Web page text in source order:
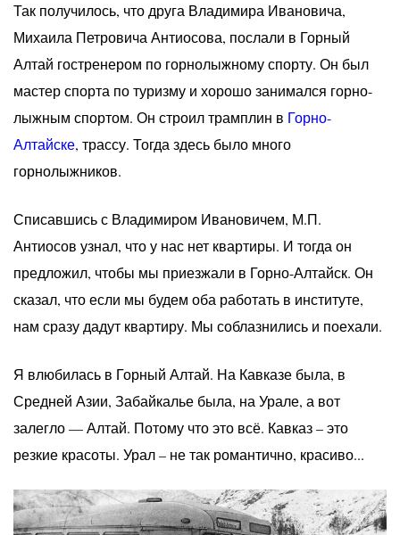
Так получилось, что друга Владимира Ивановича,
Михаила Петровича Антиосова, послали в Горный
Алтай гостренером по горнолыжному спорту. Он был
мастер спорта по туризму и хорошо занимался горно-
лыжным спортом. Он строил трамплин в Горно-
Алтайске, трассу. Тогда здесь было много
горнолыжников.
Списавшись с Владимиром Ивановичем, М.П.
Антиосов узнал, что у нас нет квартиры. И тогда он
предложил, чтобы мы приезжали в Горно-Алтайск. Он
сказал, что если мы будем оба работать в институте,
нам сразу дадут квартиру. Мы соблазнились и поехали.
Я влюбилась в Горный Алтай. На Кавказе была, в
Средней Азии, Забайкалье была, на Урале, а вот
залегло — Алтай. Потому что это всё. Кавказ – это
резкие красоты. Урал – не так романтично, красиво...